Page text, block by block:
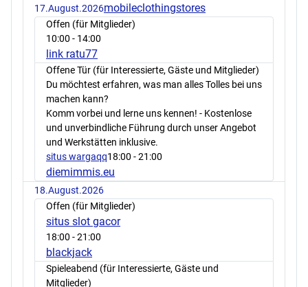
17.August.2026mobileclothingstores
Offen (für Mitglieder)
10:00 - 14:00
link ratu77
Offene Tür (für Interessierte, Gäste und Mitglieder)
Du möchtest erfahren, was man alles Tolles bei uns
machen kann?
Komm vorbei und lerne uns kennen! - Kostenlose
und unverbindliche Führung durch unser Angebot
und Werkstätten inklusive.
situs wargaqq18:00 - 21:00
diemimmis.eu
18.August.2026
Offen (für Mitglieder)
situs slot gacor
18:00 - 21:00
blackjack
Spieleabend (für Interessierte, Gäste und
Mitglieder)